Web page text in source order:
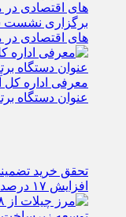
برگزاری نشست
های اقتصادی در
معرفی اداره کل
افزایش ۱۷ درصدی نسبت به سال گذشته